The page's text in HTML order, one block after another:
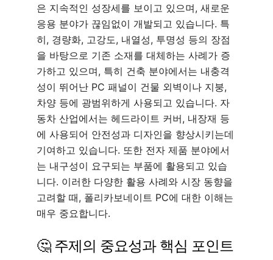
은 지속적인 성장세를 보이고 있으며, 새로운
응용 분야가 끊임없이 개발되고 있습니다. 특
히, 경량화, 고강도, 내열성, 투명성 등의 장점
을 바탕으로 기존 소재를 대체하는 사례가 증
가하고 있으며, 특히 건축 분야에서는 내충격
성이 뛰어난 PC 패널이 건물 외벽이나 지붕,
차양 등에 광범위하게 사용되고 있습니다. 자
동차 산업에서는 헤드라이트 커버, 내장재 등
에 사용되어 안전성과 디자인을 향상시키는데
기여하고 있습니다. 또한 전자 제품 분야에서
는 내구성이 요구되는 부품에 활용되고 있습
니다. 이러한 다양한 활용 사례와 시장 동향을
고려할 때, 폴리카보네이트 PC에 대한 이해는
매우 중요합니다.
🤔 주제의 중요성과 핵심 포인트